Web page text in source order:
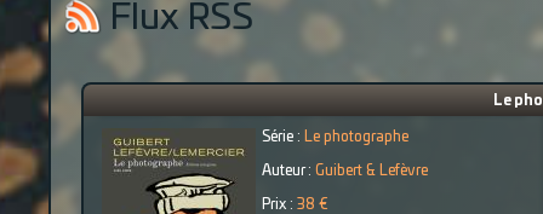
Flux RSS
Le
Série : Le photographe
Auteur : Guibert & Lefèvre
Prix : 38 €